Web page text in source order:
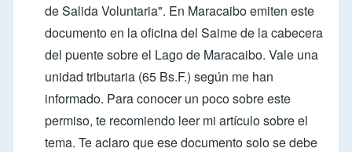
de Salida Voluntaria". En Maracaibo emiten este
documento en la oficina del Saime de la cabecera
del puente sobre el Lago de Maracaibo. Vale una
unidad tributaria (65 Bs.F.) según me han
informado. Para conocer un poco sobre este
permiso, te recomiendo leer mi artículo sobre el
tema. Te aclaro que ese documento solo se debe